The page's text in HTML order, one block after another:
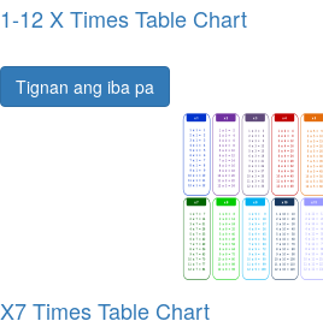
1-12 X Times Table Chart
Tignan ang iba pa
X7 Times Table Chart